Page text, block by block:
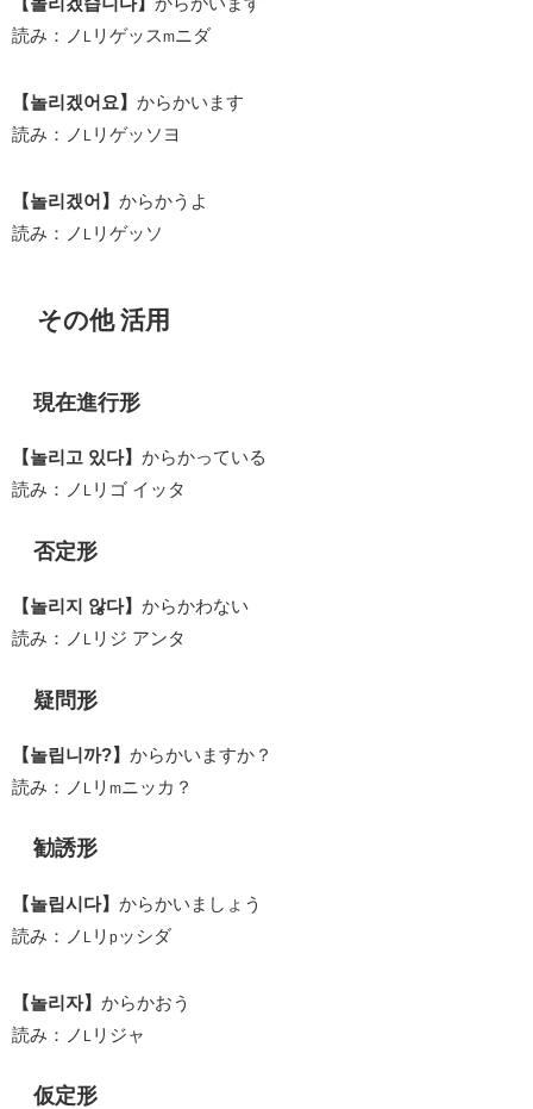
読み：ノ L リゲッスmニダ
【놀리겠어요】 からかいます
読み：ノ L リゲッソヨ
【놀리겠어】 からかうよ
読み：ノ L リゲッソ
その他 活用
現在進行形
【놀리고 있다】 からかっている
読み：ノ
リゴ イッタ
否定形
【놀리지 않다】 からかわない
読み：ノ
リジ アンタ
疑問形
【놀립니까?】 からかいますか？
読み：ノ
リ m ニッカ？
勧誘形
【놀립시다】 からかいましょう
読み：ノ
リ pッシダ
【놀리자】 からかおう
読み：ノ
リジャ
仮定形